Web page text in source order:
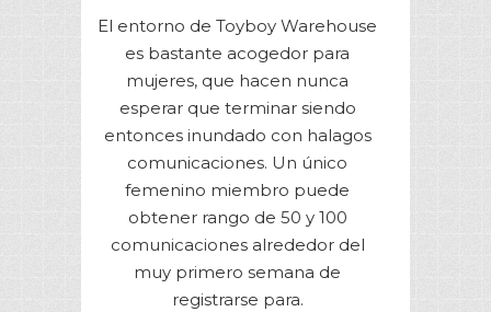
El entorno de Toyboy Warehouse
es bastante acogedor para
mujeres, que hacen nunca
esperar que terminar siendo
entonces inundado con halagos
comunicaciones. Un único
femenino miembro puede
obtener rango de 50 y 100
comunicaciones alrededor del
muy primero semana de
registrarse para.